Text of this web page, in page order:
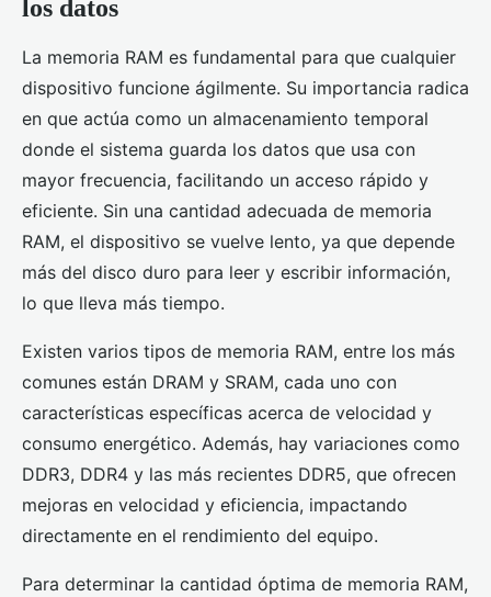
los datos
La memoria RAM es fundamental para que cualquier
dispositivo funcione ágilmente. Su importancia radica
en que actúa como un almacenamiento temporal
donde el sistema guarda los datos que usa con
mayor frecuencia, facilitando un acceso rápido y
eficiente. Sin una cantidad adecuada de memoria
RAM, el dispositivo se vuelve lento, ya que depende
más del disco duro para leer y escribir información,
lo que lleva más tiempo.
Existen varios tipos de memoria RAM, entre los más
comunes están DRAM y SRAM, cada uno con
características específicas acerca de velocidad y
consumo energético. Además, hay variaciones como
DDR3, DDR4 y las más recientes DDR5, que ofrecen
mejoras en velocidad y eficiencia, impactando
directamente en el rendimiento del equipo.
Para determinar la cantidad óptima de memoria RAM,